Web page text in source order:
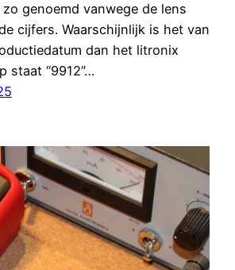
genoemd vanwege de lens
cijfers. Waarschijnlijk is het van
dan het litronix
staat “9912”…